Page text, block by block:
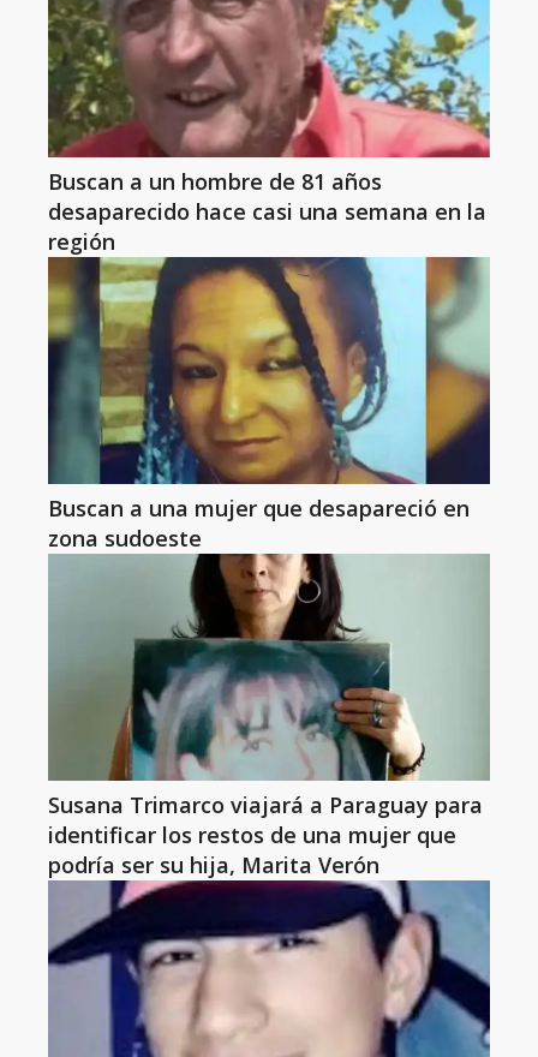
Buscan a un hombre de 81 años
desaparecido hace casi una semana en la
región
Buscan a una mujer que desapareció en
zona sudoeste
Susana Trimarco viajará a Paraguay para
identificar los restos de una mujer que
podría ser su hija, Marita Verón